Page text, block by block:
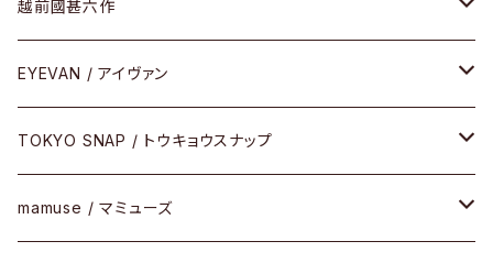
ケア用品
Latch(ラッチ)
その他
修理
小物
サングラス
その他
メガネフレーム
サングラス
その他
越前國甚六作
セルフレーム
メタルフレーム
コンビフレーム
EYEVAN / アイヴァン
メガネ
サングラス
TOKYO SNAP / トウキョウスナップ
セルフレーム
mamuse / マミューズ